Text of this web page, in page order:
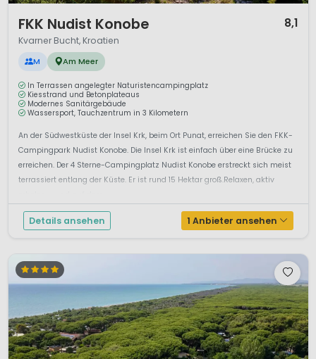
FKK Nudist Konobe 8,1
Kvarner Bucht, Kroatien
M Am Meer
In Terrassen angelegter Naturistencampingplatz
Kiesstrand und Betonplateaus
Modernes Sanitärgebäude
Wassersport, Tauchzentrum in 3 Kilometern
An der Südwestküste der Insel Krk, beim Ort Punat, erreichen Sie den FKK-
Campingpark Nudist Konobe. Die Insel Krk ist einfach über eine Brücke zu
erreichen. Der 4 Sterne-Campingplatz Nudist Konobe erstreckt sich meist
terrassiert entlang der Küste. Er ist rund 15 Hektar groß.Relaxen, aktiv
Details ansehen 1 Anbieter ansehen